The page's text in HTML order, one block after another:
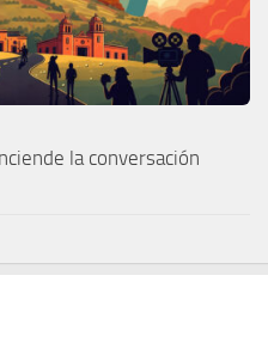
la conversación